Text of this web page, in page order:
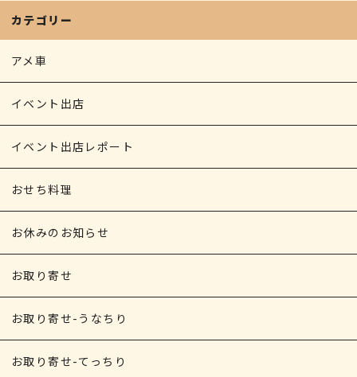
r
カテゴリー
アメ車
イベント出店
イベント出店レポート
おせち料理
お休みのお知らせ
お取り寄せ
お取り寄せ-うなちり
お取り寄せ-てっちり